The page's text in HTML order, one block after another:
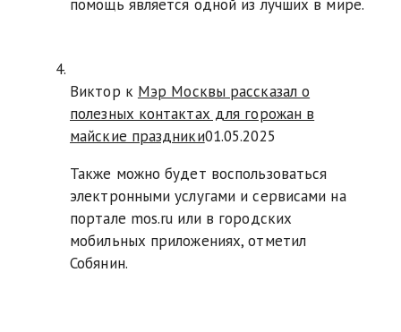
помощь является одной из лучших в мире.
Виктор к Мэр Москвы рассказал о
полезных контактах для горожан в
майские праздники01.05.2025
Также можно будет воспользоваться
электронными услугами и сервисами на
портале mos.ru или в городских
мобильных приложениях, отметил
Собянин.